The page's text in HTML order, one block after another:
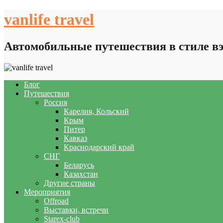
to
vanlife travel
Автомобильные путешествия в стиле
Блог
Путешествия
Россия
Карелия, Кольский
Крым
Питер
Кавказ
Краснодарский край
СНГ
Беларусь
Казахстан
Другие страны
Мероприятия
Offroad
Выставки, встречи
Starex-club